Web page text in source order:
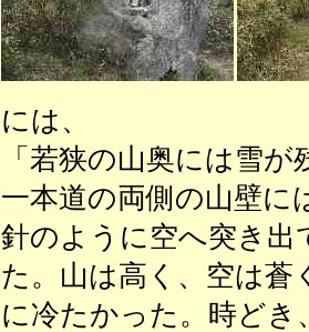
には、
「若狭の山奥には雪
一本道の両側の山壁に
針のように空へ突き出
た。山は高く、空は
に冷たかった。時ど